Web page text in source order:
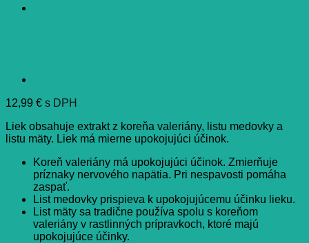
12,99 € s DPH
Liek obsahuje extrakt z koreňa valeriány, listu medovky a
listu mäty. Liek má mierne upokojujúci účinok.
Koreň valeriány má upokojujúci účinok. Zmierňuje
príznaky nervového napätia. Pri nespavosti pomáha
zaspať.
List medovky prispieva k upokojujúcemu účinku lieku.
List mäty sa tradične používa spolu s koreňom
valeriány v rastlinných prípravkoch, ktoré majú
upokojujúce účinky.